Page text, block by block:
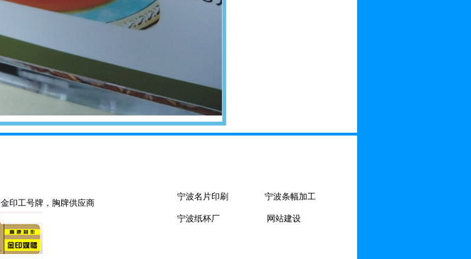
金印工号牌，胸牌供应商
宁波名片印刷 宁波条幅加工
宁波纸杯厂 网站建设